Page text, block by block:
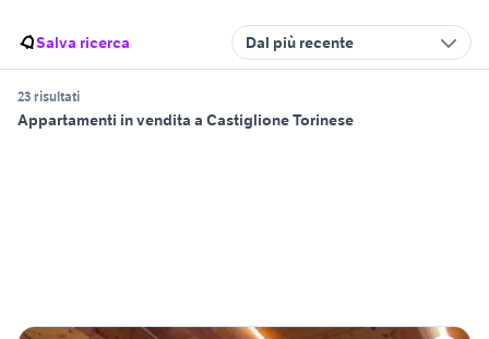
Salva ricerca Dal più recente
23 risultati
Appartamenti in vendita a Castiglione Torinese